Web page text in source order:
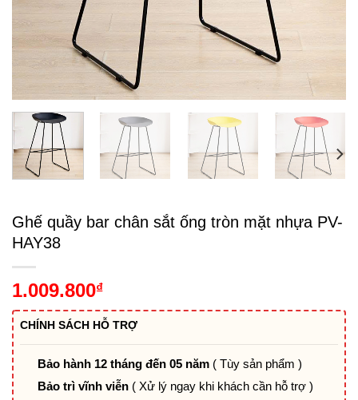
Ghế quầy bar chân sắt ống tròn mặt nhựa PV-
HAY38
1.009.800₫
CHÍNH SÁCH HỖ TRỢ
Bảo hành 12 tháng đến 05 năm ( Tùy sản phẩm )
Bảo trì vĩnh viễn ( Xử lý ngay khi khách cần hỗ trợ )